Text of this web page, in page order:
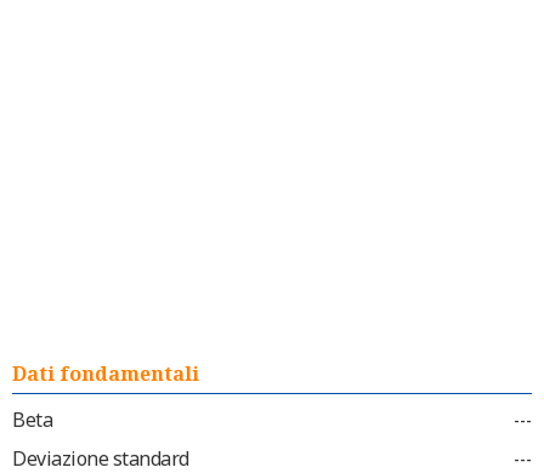
Dati fondamentali
Beta
---
Deviazione standard ---